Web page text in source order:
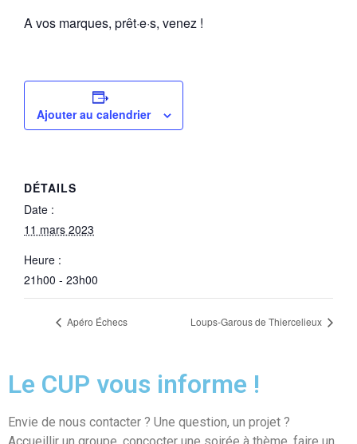
A vos marques, prêt·e·s, venez !
Ajouter au calendrier
DÉTAILS
Date :
11 mars 2023
Heure :
21h00 - 23h00
Apéro Échecs Loups-Garous de Thiercelieux
Le CUP vous informe !
Envie de nous contacter ? Une question, un projet ?